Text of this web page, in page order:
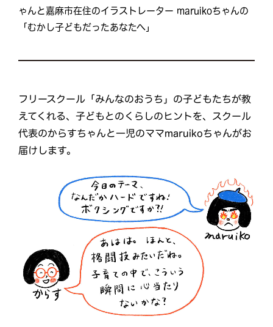
ゃんと嘉麻市在住のイラストレーター maruikoちゃんの
「むかし子どもだったあなたへ」
フリースクール「みんなのおうち」の子どもたちが教
えてくれる、子どもとのくらしのヒントを、スクール
代表のからすちゃんと一児のママmaruikoちゃんがお
届けします。